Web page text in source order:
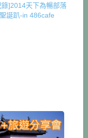
錄]2014天下為暢部落
誕趴-in 486cafe